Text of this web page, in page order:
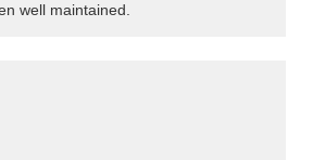
well maintained.